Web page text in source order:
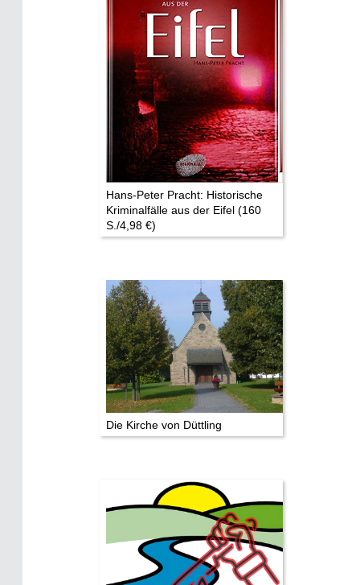
Hans-Peter Pracht: Historische
Kriminalfälle aus der Eifel (160
S./4,98 €)
Die Kirche von Düttling